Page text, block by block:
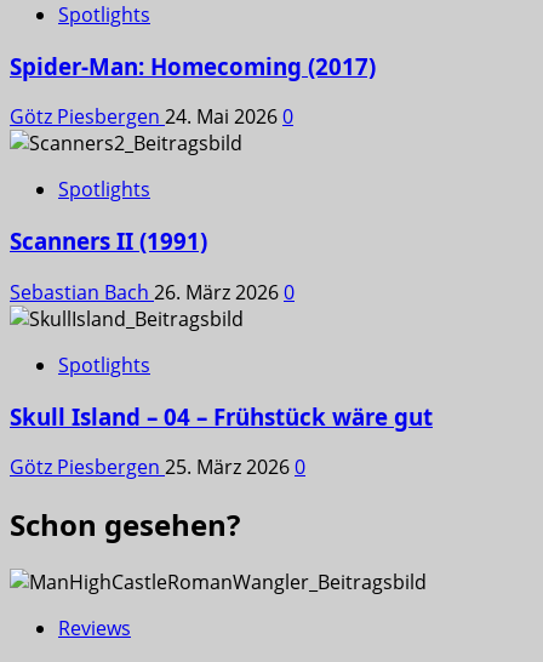
Spotlights
Spider-Man: Homecoming (2017)
Götz Piesbergen 24. Mai 20260
Spotlights
Scanners II (1991)
Sebastian Bach 26. März 20260
Spotlights
Skull Island – 04 – Frühstück wäre gut
Götz Piesbergen 25. März 20260
Schon gesehen?
Reviews